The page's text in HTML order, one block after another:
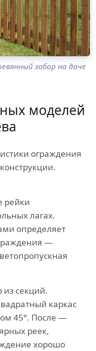
забор на даче
моделей
ограждения
рейки
лагах.
определяет
—
секций.
каркас
45°. После —
реек,
хорошо